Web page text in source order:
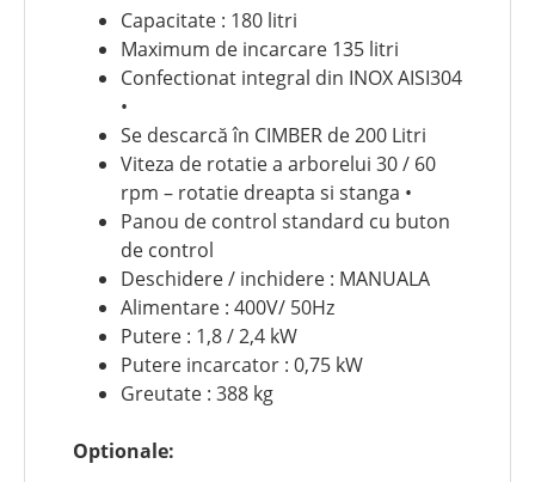
Capacitate : 180 litri
Maximum de incarcare 135 litri
Confectionat integral din INOX AISI304
•
Se descarcă în CIMBER de 200 Litri
Viteza de rotatie a arborelui 30 / 60
rpm – rotatie dreapta si stanga •
Panou de control standard cu buton
de control
Deschidere / inchidere : MANUALA
Alimentare : 400V/ 50Hz
Putere : 1,8 / 2,4 kW
Putere incarcator : 0,75 kW
Greutate : 388 kg
Optionale: